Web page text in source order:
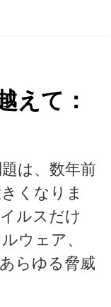
式ブログ
えて：
は、数年前
くなりま
ルスだけ
ウェア、
らゆる脅威